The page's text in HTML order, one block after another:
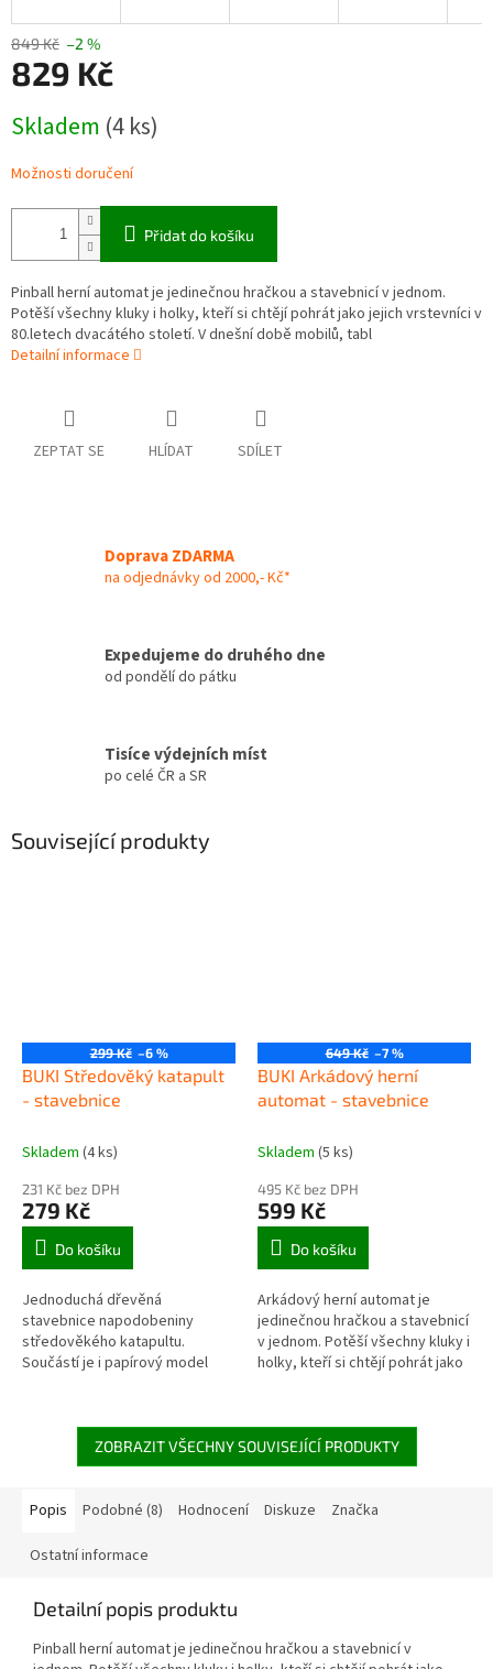
849 Kč –2 %
829 Kč
cena:
Skladem (4 ks)
Možnosti doručení
Přidat do košíku
Pinball herní automat je jedinečnou hračkou a stavebnicí v jednom.
Potěší všechny kluky i holky, kteří si chtějí pohrát jako jejich vrstevníci v
80.letech dvacátého století. V dnešní době mobilů, tabl
Detailní informace
ZEPTAT SE HLÍDAT SDÍLET
Doprava ZDARMA
na odjednávky od 2000,- Kč*
Expedujeme do druhého dne
od pondělí do pátku
Tisíce výdejních míst
po celé ČR a SR
Související produkty
299 Kč –6 %
BUKI Středověký katapult
- stavebnice
Skladem (4 ks)
231 Kč bez DPH
279 Kč
Do košíku
Jednoduchá dřevěná
stavebnice napodobeniny
středověkého katapultu.
Součástí je i papírový model
malé konstruktéry nebo...
649 Kč –7 %
BUKI Arkádový herní
automat - stavebnice
Skladem (5 ks)
495 Kč bez DPH
599 Kč
Do košíku
Arkádový herní automat je
jedinečnou hračkou a stavebnicí
v jednom. Potěší všechny kluky i
holky, kteří si chtějí pohrát jako
ZOBRAZIT VŠECHNY SOUVISEJÍCÍ PRODUKTY
Popis Podobné (8) Hodnocení Diskuze Značka
Ostatní informace
Detailní popis produktu
Pinball herní automat je jedinečnou hračkou a stavebnicí v